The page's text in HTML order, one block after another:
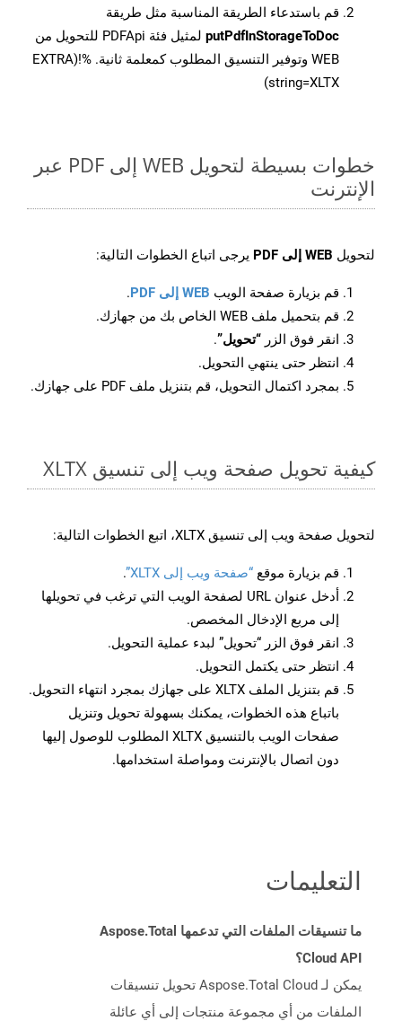
قم باستدعاء الطريقة المناسبة مثل طريقة
putPdfInStorageToDoc
لمثيل فئة PDFApi للتحويل من
WEB وتوفير التنسيق المطلوب كمعلمة ثانية. %!(EXTRA
string=XLTX)
خطوات بسيطة لتحويل WEB إلى PDF عبر
الإنترنت
لتحويل WEB إلى PDF يرجى اتباع الخطوات التالية:
قم بزيارة صفحة الويب WEB إلى PDF
.
قم بتحميل ملف WEB الخاص بك من جهازك.
انقر فوق الزر “تحويل”.
انتظر حتى ينتهي التحويل.
بمجرد اكتمال التحويل، قم بتنزيل ملف PDF على جهازك.
كيفية تحويل صفحة ويب إلى تنسيق XLTX
لتحويل صفحة ويب إلى تنسيق XLTX، اتبع الخطوات التالية:
قم بزيارة موقع “صفحة ويب إلى XLTX”
.
أدخل عنوان URL لصفحة الويب التي ترغب في تحويلها
إلى مربع الإدخال المخصص.
انقر فوق الزر “تحويل” لبدء عملية التحويل.
انتظر حتى يكتمل التحويل.
قم بتنزيل الملف XLTX على جهازك بمجرد انتهاء التحويل.
باتباع هذه الخطوات، يمكنك بسهولة تحويل وتنزيل
صفحات الويب بالتنسيق XLTX المطلوب للوصول إليها
دون اتصال بالإنترنت ومواصلة استخدامها.
التعليمات
ما تنسيقات الملفات التي تدعمها Aspose.Total
Cloud API؟
يمكن لـ Aspose.Total Cloud تحويل تنسيقات
الملفات من أي مجموعة منتجات إلى أي عائلة